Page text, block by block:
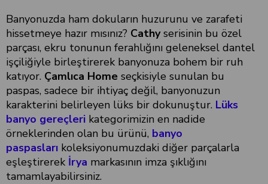
Banyonuzda ham dokuların huzurunu ve zarafeti
hissetmeye hazır mısınız? Cathyserisinin bu özel
parçası, ekru tonunun ferahlığını geleneksel dantel
işçiliğiyle birleştirerek banyonuza bohem bir ruh
katıyor. Çamlıca Home seçkisiyle sunulan bu
paspas, sadece bir ihtiyaç değil, banyonuzun
karakterini belirleyen lüks bir dokunuştur. Lüks
banyo gereçleri kategorimizin en nadide
örneklerinden olan bu ürünü, banyo
paspasları koleksiyonumuzdaki diğer parçalarla
eşleştirerek İrya markasının imza şıklığını
tamamlayabilirsiniz.